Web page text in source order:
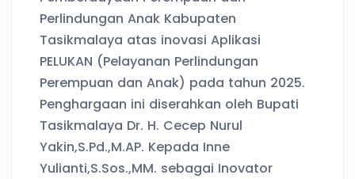
Perlindungan Anak Kabupaten
Tasikmalaya atas inovasi Aplikasi
PELUKAN (Pelayanan Perlindungan
Perempuan dan Anak) pada tahun 2025.
Penghargaan ini diserahkan oleh Bupati
Tasikmalaya Dr. H. Cecep Nurul
Yakin,S.Pd.,M.AP. Kepada Inne
Yulianti,S.Sos.,MM. sebagai Inovator